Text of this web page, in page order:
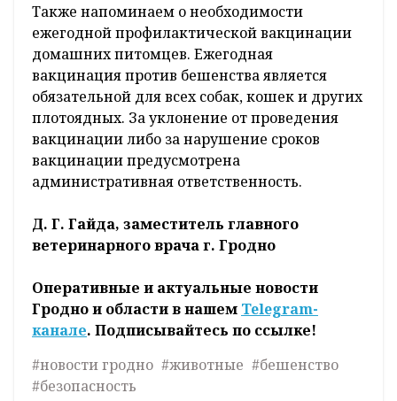
Также напоминаем о необходимости
ежегодной профилактической вакцинации
домашних питомцев. Ежегодная
вакцинация против бешенства является
обязательной для всех собак, кошек и других
плотоядных. За уклонение от проведения
вакцинации либо за нарушение сроков
вакцинации предусмотрена
административная ответственность.
Д. Г. Гайда, заместитель главного
ветеринарного врача г. Гродно
Оперативные и актуальные новости
Гродно и области в нашем Telegram-
канале. Подписывайтесь по ссылке!
#новости гродно #животные #бешенство
#безопасность